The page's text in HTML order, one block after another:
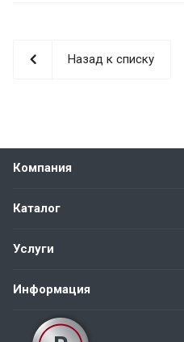
Назад к списку
Компания
Каталог
Услуги
Информация